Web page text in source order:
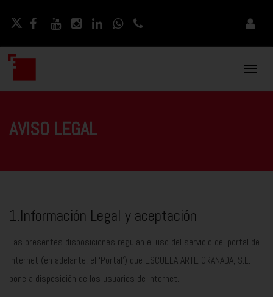
Movil
AVISO LEGAL
1.Información Legal y aceptación
Las presentes disposiciones regulan el uso del servicio del portal de
Internet (en adelante, el ‘Portal’) que ESCUELA ARTE GRANADA, S.L.
pone a disposición de los usuarios de Internet.